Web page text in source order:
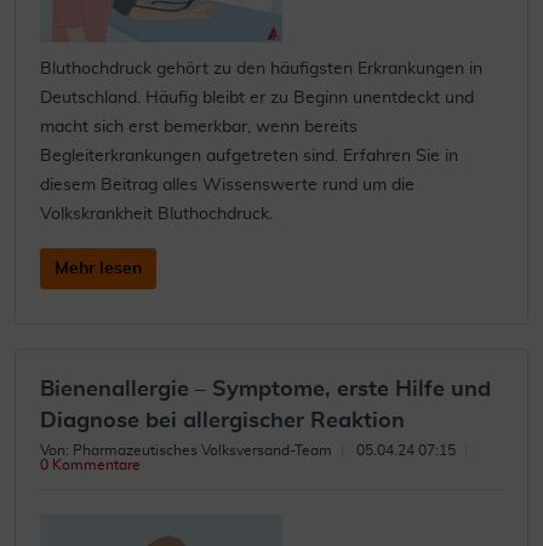
Bluthochdruck gehört zu den häufigsten Erkrankungen in
Deutschland. Häufig bleibt er zu Beginn unentdeckt und
macht sich erst bemerkbar, wenn bereits
Begleiterkrankungen aufgetreten sind. Erfahren Sie in
diesem Beitrag alles Wissenswerte rund um die
Volkskrankheit Bluthochdruck.
Mehr lesen
Bienenallergie – Symptome, erste Hilfe und
Diagnose bei allergischer Reaktion
Von: Pharmazeutisches Volksversand-Team
05.04.24 07:15
0 Kommentare